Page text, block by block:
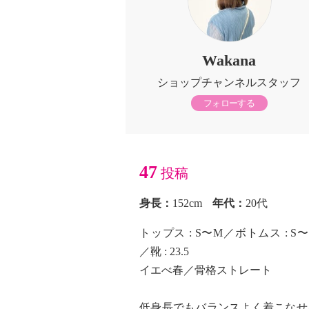
Wakana
ショップチャンネルスタッフ
フォローする
47 投稿
身長： 152cm 年代： 20代
トップス : S〜M／ボトムス : S
／靴 : 23.5
イエべ春／骨格ストレート